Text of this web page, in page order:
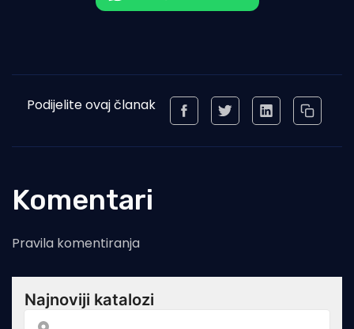
Podijelite ovaj članak
Komentari
Pravila komentiranja